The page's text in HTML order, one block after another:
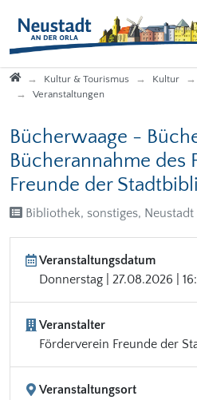
StartseiteKultur & Tourismus Kultur
Veranstaltungen
Bücherwaage -
Bücherannahme des
Freunde der
Bibliothek, sonstiges,
Veranstaltungsdatum
Donnerstag | 27.08.2026 |
Veranstalter
Förderverein Freunde der
Veranstaltungsort